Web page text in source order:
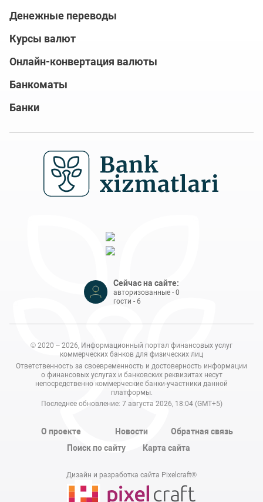
Денежные переводы
Курсы валют
Онлайн-конвертация валюты
Банкоматы
Банки
Сейчас на сайте:
авторизованные - 0
гости - 6
© 2020 – 2026, Информационный портал финансовых услуг
коммерческих банков для физических лиц
Ответственность за своевременность и достоверность информации
о финансовых услугах и банковских реквизитах несут
непосредственно коммерческие банки-участники данной
платформы.
Последнее обновление: 7 августа 2026, 18:04 (GMT+5)
О проекте Новости
Обратная связь
Поиск по сайту
Карта сайта
Дизайн и разработка сайта Pixelcraft®